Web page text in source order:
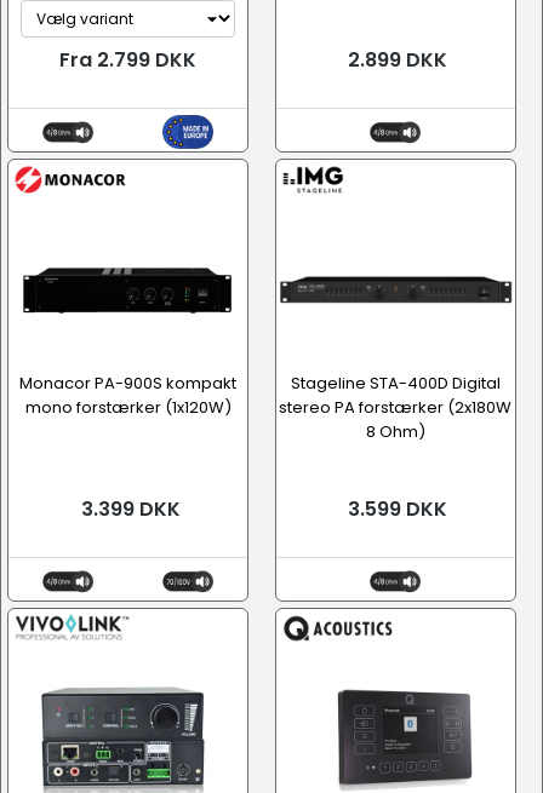
20W, 8 Ohm)
Fra 2.799 DKK 2.899 DKK
Monacor PA-900S kompakt
mono forstærker (1x120W)
3.399 DKK
Stageline STA-400D Digital
stereo PA forstærker (2x180W
8 Ohm)
3.599 DKK